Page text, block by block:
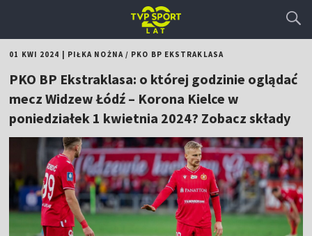
01 KWI 2024 PIŁKA NOŻNA/ PKO BP EKSTRAKLASA
PKO BP Ekstraklasa: o której godzinie oglądać
mecz Widzew Łódź – Korona Kielce w
poniedziałek 1 kwietnia 2024? Zobacz składy